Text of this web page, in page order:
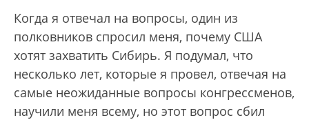
Когда я отвечал на вопросы, один из
полковников спросил меня, почему США
хотят захватить Сибирь. Я подумал, что
несколько лет, которые я провел, отвечая на
самые неожиданные вопросы конгрессменов,
научили меня всему, но этот вопрос сбил